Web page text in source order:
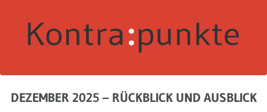
DEZEMBER 2025 – RÜCKBLICK UND AUSBLICK